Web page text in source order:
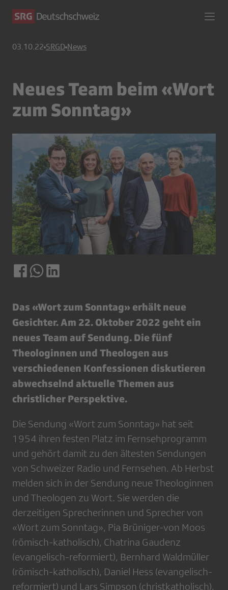
03.10.22 SRGD News
Neues Team beim «Wort
zum Sonntag»
Das «Wort zum Sonntag» erhält neue
Gesichter. Am 22. Oktober 2022 geht ein
neues Team auf Sendung. Die fünf
Theologinnen und Theologen aus
verschiedenen Konfessionen diskutieren
abwechselnd aktuelle Themen aus
christlicher Perspektive.
Die Sendung «Wort zum Sonntag» hat seit
1954 ihren festen Platz im Fernsehprogramm
und gehört damit zu den ältesten Sendungen
von Schweizer Radio und Fernsehen. Ab Herbst
melden sich in der Sendung neue Theologinnen
und Theologen zu Wort. Sie werden die
derzeitigen Sprecherinnen und Sprecher von
«Wort zum Sonntag», Pia Brüniger-von Moos
(römisch-katholisch), Chatrina Gaudenz
(evangelisch-reformiert), Bernhard Waldmüller
(römisch-katholisch), Daniel Hess (evangelisch-
reformiert) und Lars Simpson (christkatholisch),